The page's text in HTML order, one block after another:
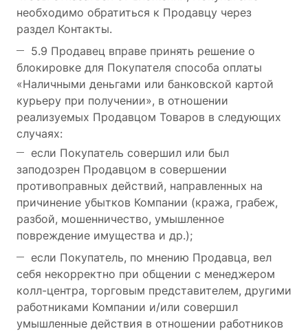
необходимо обратиться к Продавцу через
раздел Контакты.
5.9 Продавец вправе принять решение о
блокировке для Покупателя способа оплаты
«Наличными деньгами или банковской картой
курьеру при получении», в отношении
реализуемых Продавцом Товаров в следующих
случаях:
если Покупатель совершил или был
заподозрен Продавцом в совершении
противоправных действий, направленных на
причинение убытков Компании (кража, грабеж,
разбой, мошенничество, умышленное
повреждение имущества и др.);
если Покупатель, по мнению Продавца, вел
себя некорректно при общении с менеджером
колл-центра, торговым представителем, другими
работниками Компании и/или совершил
умышленные действия в отношении работников